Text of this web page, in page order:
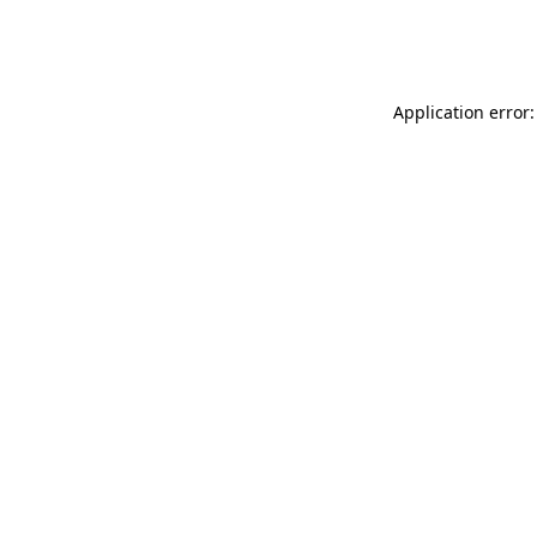
Application